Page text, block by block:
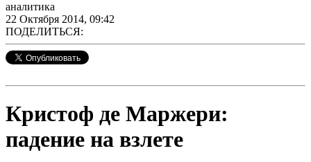
аналитика
22 Октября 2014, 09:42
ПОДЕЛИТЬСЯ:
Кристоф де Маржери:
падение на взлете